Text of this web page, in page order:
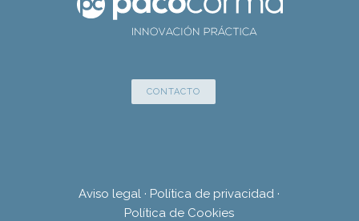
CONTACTO
Aviso legal · Política de privacidad ·
Política de Cookies